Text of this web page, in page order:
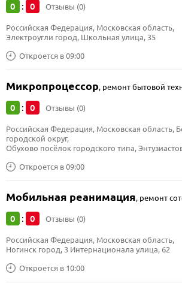
0 : 0 Отзывы (0)
Откроется в 09:00
Российская Федерация, Московская область,
Электроугли город, Школьная улица, 35
Микропроцессор, ремонт бытовой
0 : 0 Отзывы (0)
Откроется в 09:00
Российская Федерация, Московская область,
городской округ,
Обухово посёлок городского типа,
Мобильная реанимация, ремонт
0 : 0 Отзывы (0)
Откроется в 10:00
Российская Федерация, Московская область,
Ногинск город, 3 Интернационала улица, 62